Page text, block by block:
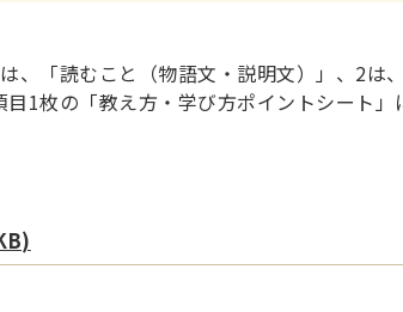
、「読むこと（物語文・説明文）」、2は
1枚の「教え方・学び方ポイントシート」